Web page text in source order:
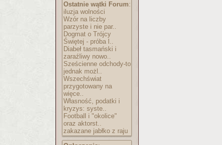
Ostatnie wątki Forum:
iluzja wolności
Wzór na liczby
parzyste i nie par..
Dogmat o Trójcy
Świętej - próba l..
Diabeł tasmański i
zaraźliwy nowo..
Sześcienne odchody-to
jednak możl..
Wszechświat
przygotowany na
więce..
Własność, podatki i
kryzys: syste..
Football i "okolice"
oraz aktorst..
zakazane jabłko z raju